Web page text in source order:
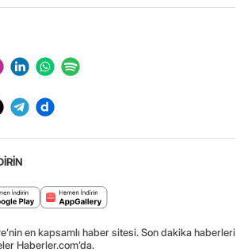
en kapsamlı haber sitesi. Son dakika haberleri
Haberler.com’da.